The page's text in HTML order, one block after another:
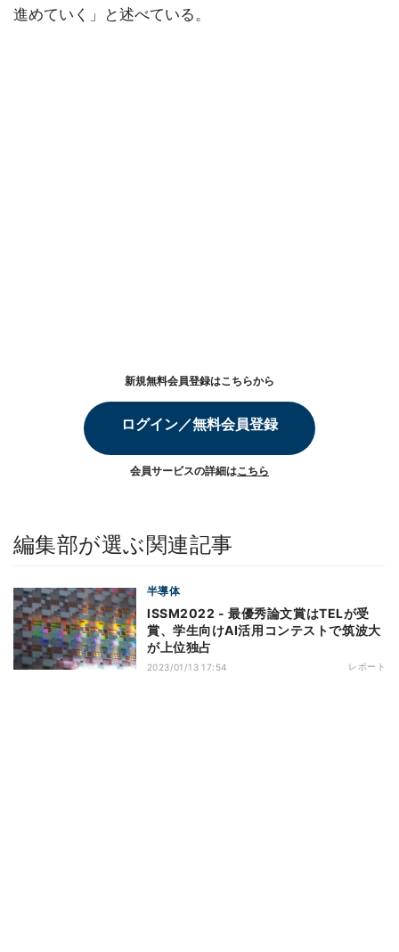
進めていく」と述べている。
新規無料会員登録はこちらから
ログイン／無料会員登録
会員サービスの詳細はこちら
編集部が選ぶ関連記事
半導体
ISSM2022 - 最優秀論文賞はTELが受
賞、学生向けAI活用コンテストで筑波大
が上位独占
2023/01/13 17:54 レポート